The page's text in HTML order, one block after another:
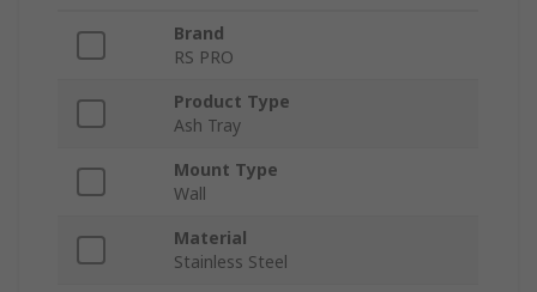
Brand
RS PRO
Product Type
Ash Tray
Mount Type
Wall
Material
Stainless Steel